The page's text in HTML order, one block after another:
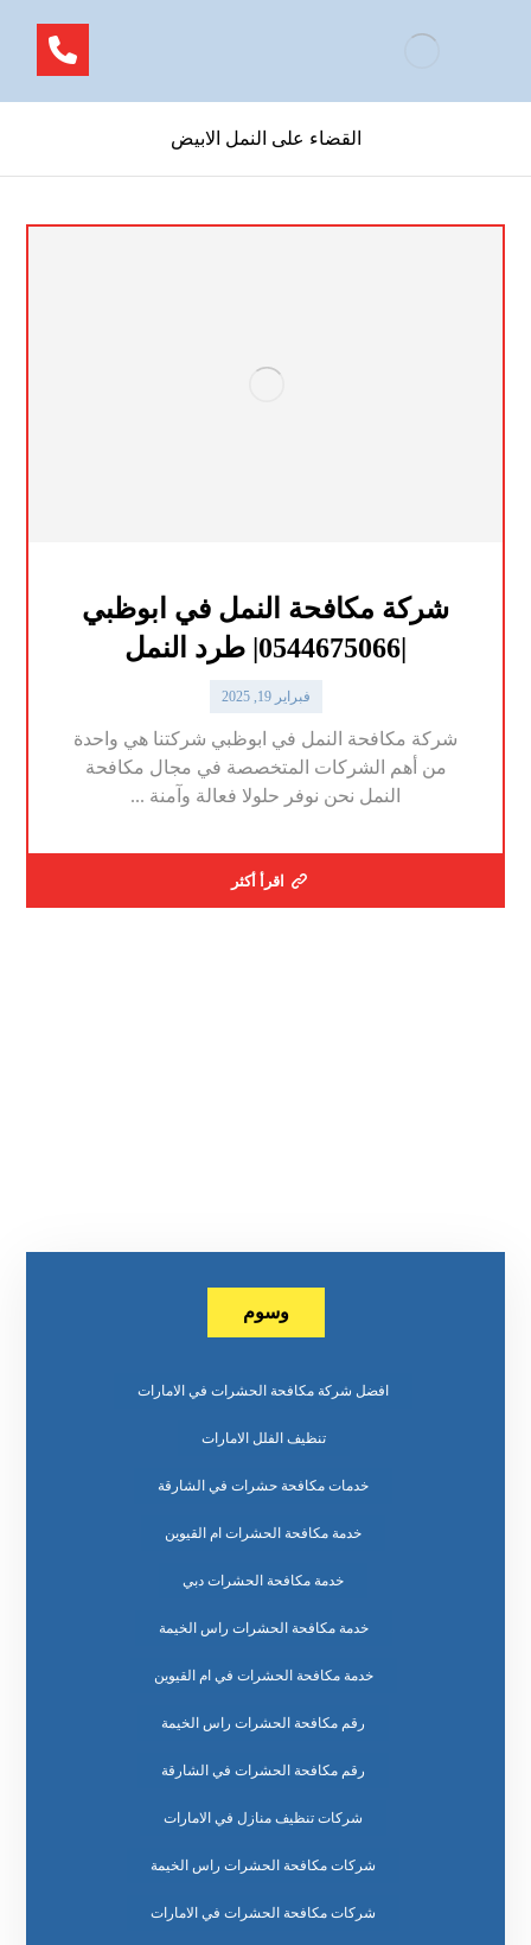
القضاء على النمل الابيض
شركة مكافحة النمل في ابوظبي
فبراير 19, 2025
شركة مكافحة النمل في ابوظبي شركتنا هي واحدة
من أهم الشركات المتخصصة في مجال مكافحة
النمل نحن نوفر حلولا فعالة وآمنة ...
اقرأ أكثر
وسوم
افضل شركة مكافحة الحشرات في الامارات
تنظيف الفلل الامارات
خدمات مكافحة حشرات في الشارقة
خدمة مكافحة الحشرات ام القيوين
خدمة مكافحة الحشرات دبي
خدمة مكافحة الحشرات راس الخيمة
خدمة مكافحة الحشرات في ام القيوين
رقم مكافحة الحشرات راس الخيمة
رقم مكافحة الحشرات في الشارقة
شركات تنظيف منازل في الامارات
شركات مكافحة الحشرات راس الخيمة
شركات مكافحة الحشرات في الامارات